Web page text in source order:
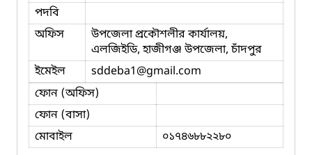
পদবি
অফিস
উপজেলা প্রকৌশলীর কার্যালয়,
এলজিইডি, হাজীগঞ্জ উপজেলা, চাঁদপুর
ইমেইল
sddeba1@gmail.com
ফোন (অফিস)
ফোন (বাসা)
মোবাইল
০১৭৪৬৮৮২২৮০